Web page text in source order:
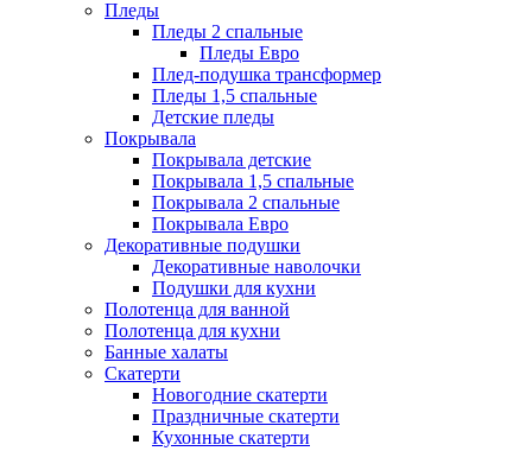
Пледы
Пледы 2 спальные
Пледы Евро
Плед-подушка трансформер
Пледы 1,5 спальные
Детские пледы
Покрывала
Покрывала детские
Покрывала 1,5 спальные
Покрывала 2 спальные
Покрывала Евро
Декоративные подушки
Декоративные наволочки
Подушки для кухни
Полотенца для ванной
Полотенца для кухни
Банные халаты
Скатерти
Новогодние скатерти
Праздничные скатерти
Кухонные скатерти